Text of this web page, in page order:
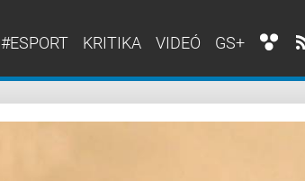
#ESPORT KRITIKA VIDEÓ GS+